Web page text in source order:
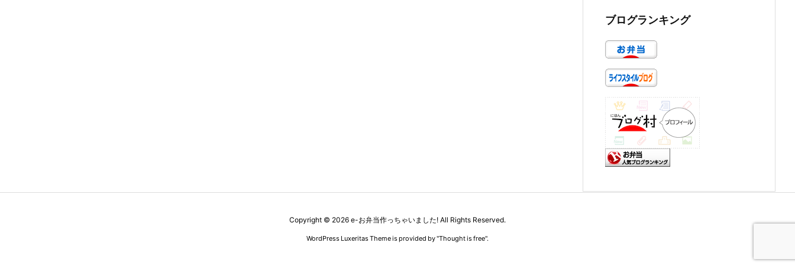
ブログランキング
Copyright © 2026 e-お弁当作っちゃいました! All Rights Reserved.
WordPress Luxeritas Theme is provided by "Thought is free".